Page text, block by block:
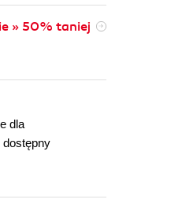
» 50% taniej
dla
dostępny